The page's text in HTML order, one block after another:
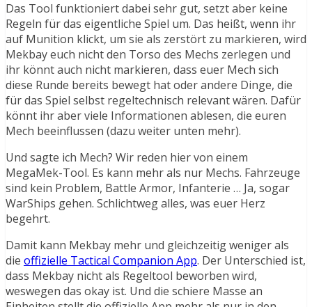
Das Tool funktioniert dabei sehr gut, setzt aber keine
Regeln für das eigentliche Spiel um. Das heißt, wenn ihr
auf Munition klickt, um sie als zerstört zu markieren, wird
Mekbay euch nicht den Torso des Mechs zerlegen und
ihr könnt auch nicht markieren, dass euer Mech sich
diese Runde bereits bewegt hat oder andere Dinge, die
für das Spiel selbst regeltechnisch relevant wären. Dafür
könnt ihr aber viele Informationen ablesen, die euren
Mech beeinflussen (dazu weiter unten mehr).
Und sagte ich Mech? Wir reden hier von einem
MegaMek-Tool. Es kann mehr als nur Mechs. Fahrzeuge
sind kein Problem, Battle Armor, Infanterie … Ja, sogar
WarShips gehen. Schlichtweg alles, was euer Herz
begehrt.
Damit kann Mekbay mehr und gleichzeitig weniger als
die offizielle Tactical Companion App. Der Unterschied ist,
dass Mekbay nicht als Regeltool beworben wird,
weswegen das okay ist. Und die schiere Masse an